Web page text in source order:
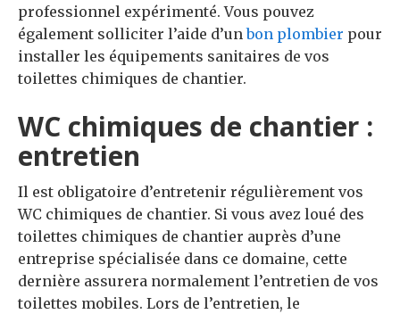
professionnel expérimenté. Vous pouvez
également solliciter l’aide d’unbon plombier pour
installer les équipements sanitaires de vos
toilettes chimiques de chantier.
WC chimiques de chantier :
entretien
Il est obligatoire d’entretenir régulièrement vos
WC chimiques de chantier. Si vous avez loué des
toilettes chimiques de chantier auprès d’une
entreprise spécialisée dans ce domaine, cette
dernière assurera normalement l’entretien de vos
toilettes mobiles. Lors de l’entretien, le